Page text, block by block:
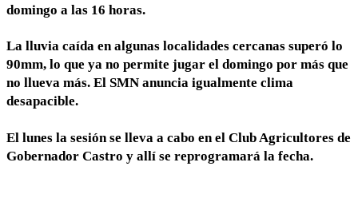
domingo a las 16 horas.
La lluvia caída en algunas localidades cercanas superó lo
90mm, lo que ya no permite jugar el domingo por más que
no llueva más. El SMN anuncia igualmente clima
desapacible.
El lunes la sesión se lleva a cabo en el Club Agricultores de
Gobernador Castro y allí se reprogramará la fecha.